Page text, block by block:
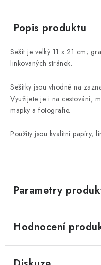
Popis produktu
Sešit je velký 11 x 21 cm;
linkovaných stránek.
Sešitky jsou vhodné na
Využijete je i na cestování,
mapky a fotografie.
Použity jsou kvalitní papíry,
Parametry
Hodnocení